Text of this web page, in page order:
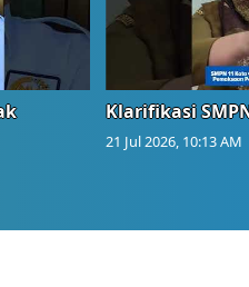
Klarifikasi
21 Jul 2026, 10:13 AM